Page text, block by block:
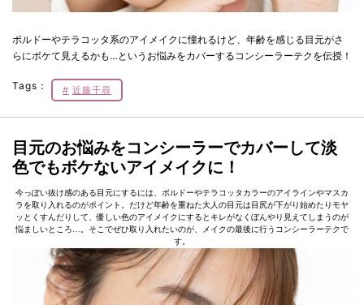
ボルドーやテラコッタ系のアイメイクに憧れるけど、年齢を感じる目元がさ
らにボケて見えるかも…というお悩みをカバーするコンシーラーテクを伝授！
Tags： 近藤千尋
目元のお悩みをコンシーラーでカバーして淡
色でもボケないアイメイクに！
今っぽい抜け感のある目元にするには、ボルドーやテラコッタカラーのアイラインやマスカ
ラを取り入れるのがポイント。だけど年齢を重ねた大人の目元は目尻が下がり始めたりモヤ
ッとくすんだりして、優しい色のアイメイクにするとキレがなくぼんやり見えてしまうのが
悩ましいところ…。そこでぜひ取り入れたいのが、メイクの最後に行うコンシーラーテクで
す。